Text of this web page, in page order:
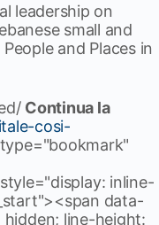
leadership on
small and
and Places in
Continua la
cosi-
inline-
data-
line-height: